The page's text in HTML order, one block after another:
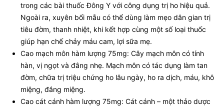
trong các bài thuốc Đông Y với công dụng trị ho hiệu quả.
Ngoài ra, xuyên bối mẫu có thể dùng làm mẹo dân gian trị
tiêu đờm, thanh nhiệt, khi kết hợp cùng một số loại thuốc
giúp hạn chế chảy máu cam, lợi sữa mẹ.
Cao mạch môn hàm lượng 75mg: Cây mạch môn có tính
hàn, vị ngọt và đắng nhẹ. Mạch môn có tác dụng làm tan
đờm, chữa trị triệu chứng ho lâu ngày, ho ra dịch, máu, khô
miệng, đắng miệng.
Cao cát cánh hàm lượng 75mg: Cát cánh – một thảo dược